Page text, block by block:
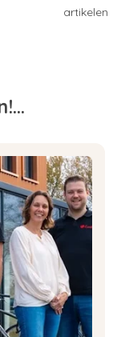
artikelen